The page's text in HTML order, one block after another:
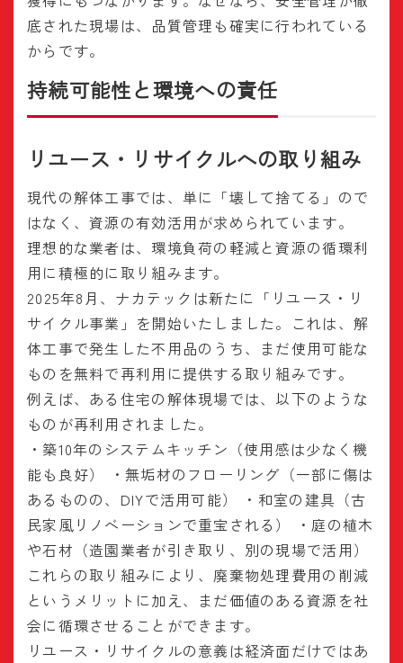
底された現場は、品質管理も確実に行われている
からです。
持続可能性と環境への責任
リユース・リサイクルへの取り組み
現代の解体工事では、単に「壊して捨てる」ので
はなく、資源の有効活用が求められています。
理想的な業者は、環境負荷の軽減と資源の循環利
用に積極的に取り組みます。
2025年8月、ナカテックは新たに「リユース・リ
サイクル事業」を開始いたしました。これは、解
体工事で発生した不用品のうち、まだ使用可能な
ものを無料で再利用に提供する取り組みです。
例えば、ある住宅の解体現場では、以下のような
ものが再利用されました。
・築10年のシステムキッチン（使用感は少なく機
能も良好） ・無垢材のフローリング（一部に傷は
あるものの、DIYで活用可能） ・和室の建具（古
民家風リノベーションで重宝される） ・庭の植木
や石材（造園業者が引き取り、別の現場で活用）
これらの取り組みにより、廃棄物処理費用の削減
というメリットに加え、まだ価値のある資源を社
会に循環させることができます。
リユース・リサイクルの意義は経済面だけではあ